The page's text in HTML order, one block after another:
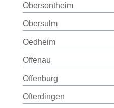
Obersontheim
Obersulm
Oedheim
Offenau
Offenburg
Ofterdingen